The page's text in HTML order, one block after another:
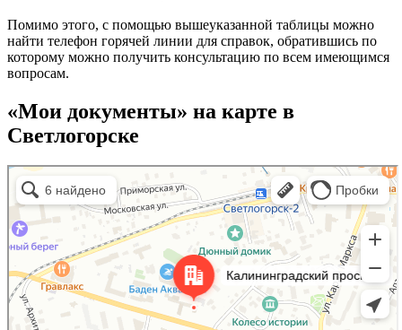
Помимо этого, с помощью вышеуказанной таблицы можно
найти телефон горячей линии для справок, обратившись по
которому можно получить консультацию по всем имеющимся
вопросам.
«Мои документы» на карте в
Светлогорске